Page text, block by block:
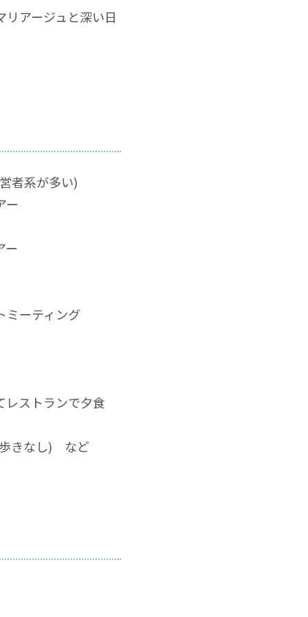
リアージュと深い日
者系が多い)
ー
ー
ミーティング
レストランで夕食
歩きなし) など